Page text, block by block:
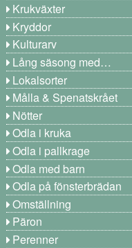
Krukväxter
Kryddor
Kulturarv
Lång säsong med…
Lokalsorter
Målla & Spenatskrået
Nötter
Odla i kruka
Odla i pallkrage
Odla med barn
Odla på fönsterbrädan
Omställning
Päron
Perenner